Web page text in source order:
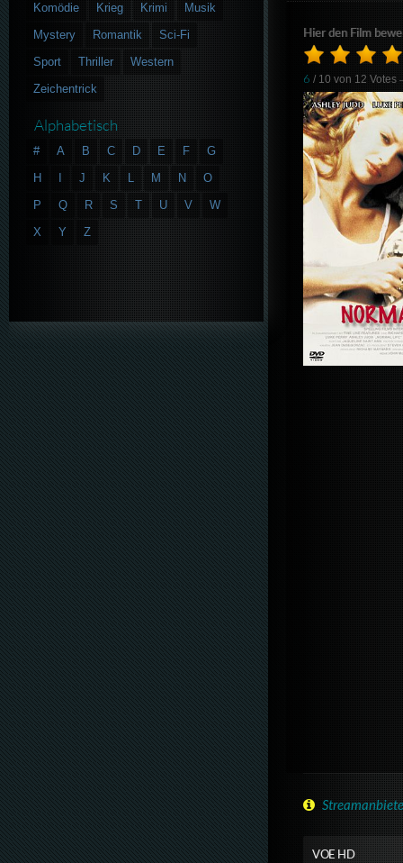
Hier den Film
6 / 10 von 12 Votes
VOE HD
Komödie
Krieg Krimi
Musik
Mystery
Romantik
Sci-Fi
Sport
Thriller
Western
Zeichentrick
Alphabetisch
# A B C D E F
G
H
J K L M N
O
P
Q R S T U V
W
X
Y Z